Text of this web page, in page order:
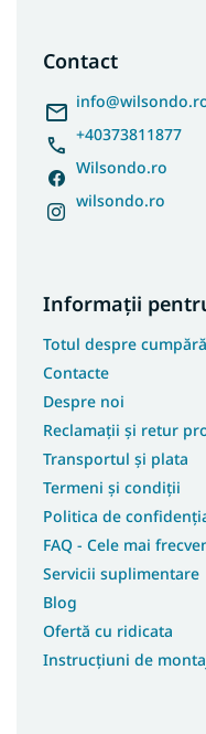
Contact
info@
+40373811877
Wilsondo.ro
wilsondo.ro
Informații
Totul despre
Contacte
Despre noi
Reclamații și retur
Transportul și plata
Termeni și condiții
Politica de
FAQ - Cele mai
Servicii suplimentare
Blog
Ofertă cu ridicata
Instrucțiuni de